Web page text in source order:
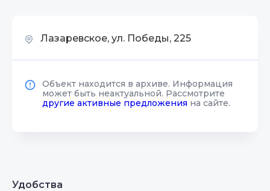
Лазаревское, ул. Победы, 225
Объект находится в архиве. Информация
может быть неактуальной. Рассмотрите
другие активные предложения на сайте.
Удобства